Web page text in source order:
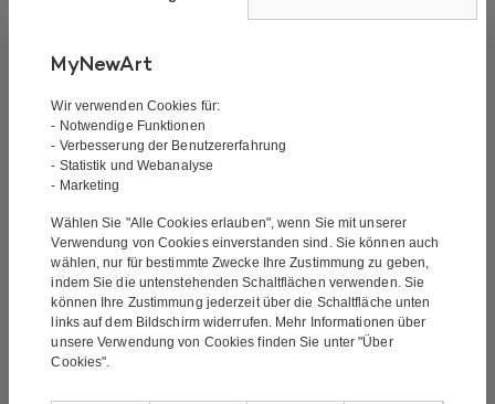
Mit Signatur
Technik:Handgemalt
Größe des Gemäldes:
Geliefert auf einem Rahmen. Fertig zum Aufhängen
an der Wand:Ja
Dicke des Rahmens:
Die Lieferung ist kostenlos und das Gemälde wird an
Ihre Adresse geliefert. Sie erhalten vor dem Versand
eine E-Mail mit einer Sendungsverfolgungsnummer.
MyNewArt
Wir verwenden Cookies für:
- Notwendige Funktionen
- Verbesserung der Benutzererfahrung
- Statistik und Webanalyse
- Marketing
Wählen Sie "Alle Cookies erlauben", wenn Sie mit unserer
Verwendung von Cookies einverstanden sind. Sie können auch
wählen, nur für bestimmte Zwecke Ihre Zustimmung zu geben,
indem Sie die untenstehenden Schaltflächen verwenden. Sie
können Ihre Zustimmung jederzeit über die Schaltfläche unten
links auf dem Bildschirm widerrufen. Mehr Informationen über
unsere Verwendung von Cookies finden Sie unter "Über
Cookies".